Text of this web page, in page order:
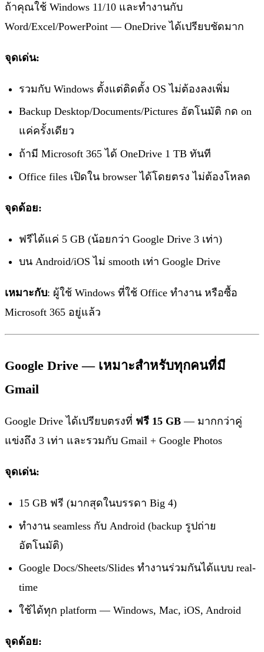
ถ้าคุณใช้ Windows 11/10 และทำงานกับ
Word/Excel/PowerPoint — OneDrive ได้เปรียบชัดมาก
จุดเด่น:
รวมกับ Windows ตั้งแต่ติดตั้ง OS ไม่ต้องลงเพิ่ม
Backup Desktop/Documents/Pictures อัตโนมัติ กด on
แค่ครั้งเดียว
ถ้ามี Microsoft 365 ได้ OneDrive 1 TB ทันที
Office files เปิดใน browser ได้โดยตรง ไม่ต้องโหลด
จุดด้อย:
ฟรีได้แค่ 5 GB (น้อยกว่า Google Drive 3 เท่า)
บน Android/iOS ไม่ smooth เท่า Google Drive
เหมาะกับ: ผู้ใช้ Windows ที่ใช้ Office ทำงาน หรือซื้อ
Microsoft 365 อยู่แล้ว
Google Drive — เหมาะสำหรับทุกคนที่มี
Gmail
Google Drive ได้เปรียบตรงที่ ฟรี 15 GB — มากกว่าคู่
แข่งถึง 3 เท่า และรวมกับ Gmail + Google Photos
จุดเด่น:
15 GB ฟรี (มากสุดในบรรดา Big 4)
ทำงาน seamless กับ Android (backup รูปถ่าย
อัตโนมัติ)
Google Docs/Sheets/Slides ทำงานร่วมกันได้แบบ real-
time
ใช้ได้ทุก platform — Windows, Mac, iOS, Android
จุดด้อย: